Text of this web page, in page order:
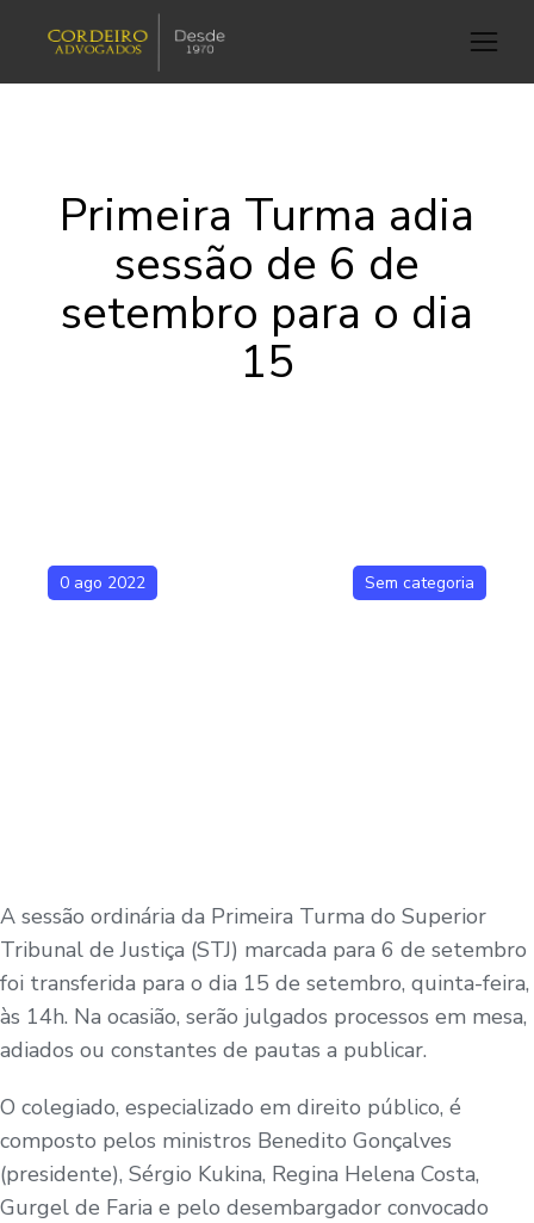
Primeira Turma adia
sessão de 6 de
setembro para o dia
15
0 ago 2022 Sem categoria
A sessão ordinária da Primeira Turma do Superior
Tribunal de Justiça (STJ) marcada para 6 de setembro
foi transferida para o dia 15 de setembro, quinta-feira,
às 14h. Na ocasião, serão julgados processos em mesa,
adiados ou constantes de pautas a publicar.
O colegiado, especializado em direito público, é
composto pelos ministros Benedito Gonçalves
(presidente), Sérgio Kukina, Regina Helena Costa,
Gurgel de Faria e pelo desembargador convocado